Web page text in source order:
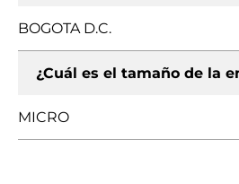
BOGOTA D.C.
¿Cuál es el tamaño de la
MICRO